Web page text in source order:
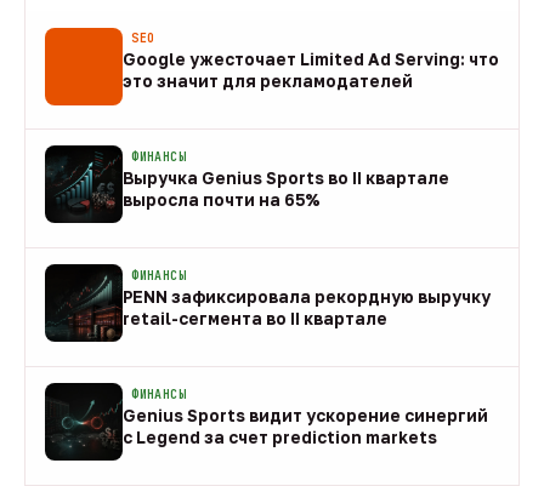
SEO
Google ужесточает Limited Ad Serving: что
это значит для рекламодателей
ФИНАНСЫ
Выручка Genius Sports во II квартале
выросла почти на 65%
ФИНАНСЫ
PENN зафиксировала рекордную выручку
retail-сегмента во II квартале
ФИНАНСЫ
Genius Sports видит ускорение синергий
с Legend за счет prediction markets